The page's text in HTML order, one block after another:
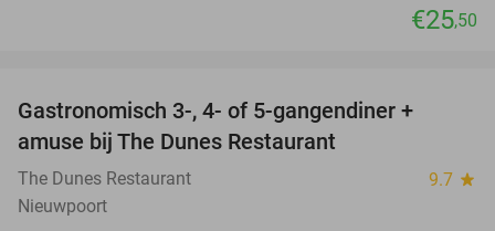
€25,50
Gastronomisch 3-, 4- of 5-gangendiner +
amuse bij The Dunes Restaurant
The Dunes Restaurant 9.7 star
Nieuwpoort